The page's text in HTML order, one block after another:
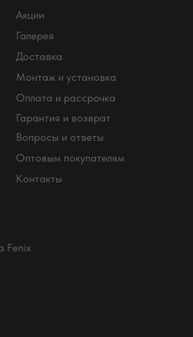
Гарантия и возврат
Монтаж и установка
Доставка
Оплата и рассрочка
Оптовым покупателям
Контакты
Вопросы и ответы
Fenix
Акции
Галерея